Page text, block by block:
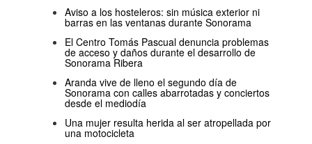
Aviso a los hosteleros: sin música exterior ni
barras en las ventanas durante Sonorama
El Centro Tomás Pascual denuncia problemas
de acceso y daños durante el desarrollo de
Sonorama Ribera
Aranda vive de lleno el segundo día de
Sonorama con calles abarrotadas y conciertos
desde el mediodía
Una mujer resulta herida al ser atropellada por
una motocicleta